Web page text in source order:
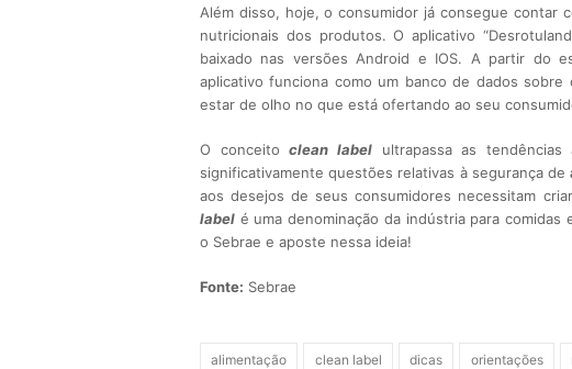
Além disso, hoje, o consumidor já consegue contar
nutricionais dos produtos. O aplicativo
baixado nas versões Android e IOS. A partir do
aplicativo funciona como um banco de dados
estar de olho no que está ofertando ao seu
O conceitoclean labelultrapassa as tendências
significativamente questões relativas à segurança de
aos desejos de seus consumidores necessitam
label é uma denominação da indústria para
o Sebrae e aposte nessa ideia!
Fonte: Sebrae
alimentação clean label dicas orientações